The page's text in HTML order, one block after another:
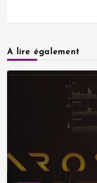
A lire également